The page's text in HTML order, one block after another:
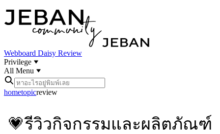
Webboard Daisy Review
Privilege
All Menu
hometopicreview
💗รีวิวกิจกรรมและผลิตภัณฑ์